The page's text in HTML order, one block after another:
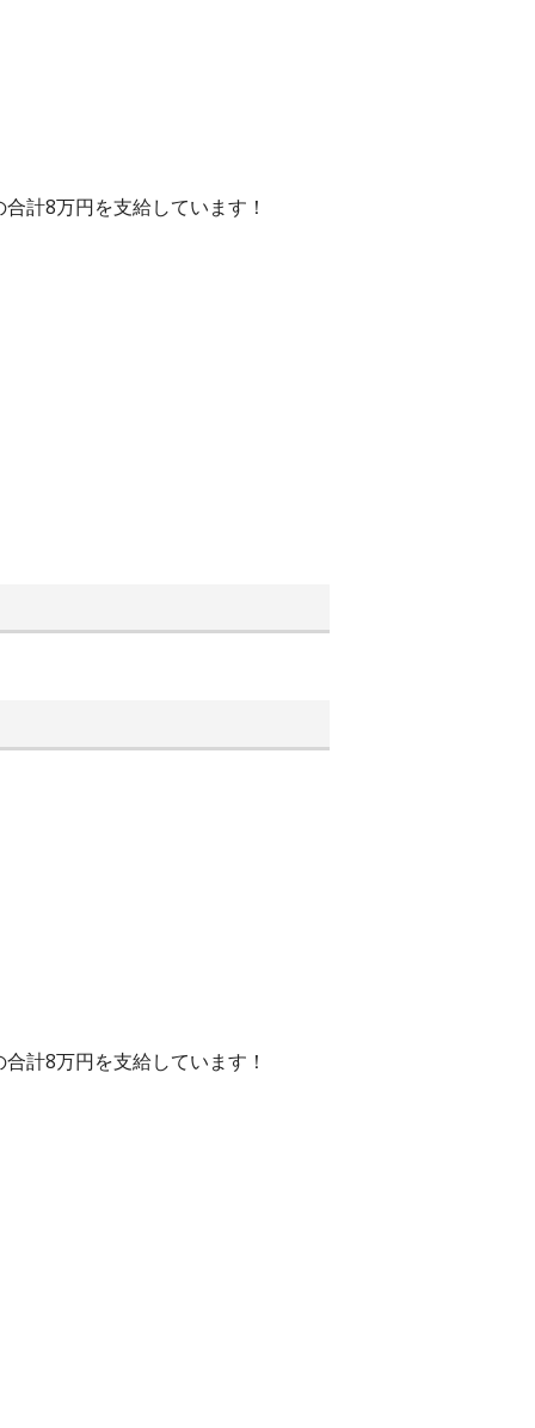
計8万円を支給しています！
計8万円を支給しています！